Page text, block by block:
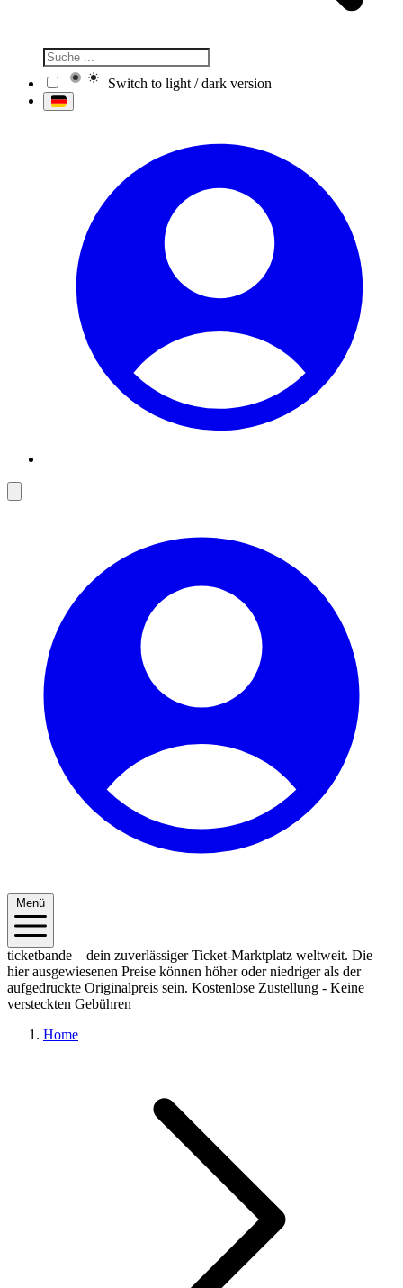
Switch to light / dark version
Menü
ticketbande – dein zuverlässiger Ticket-Marktplatz weltweit. Die
hier ausgewiesenen Preise können höher oder niedriger als der
aufgedruckte Originalpreis sein. Kostenlose Zustellung - Keine
versteckten Gebühren
Home